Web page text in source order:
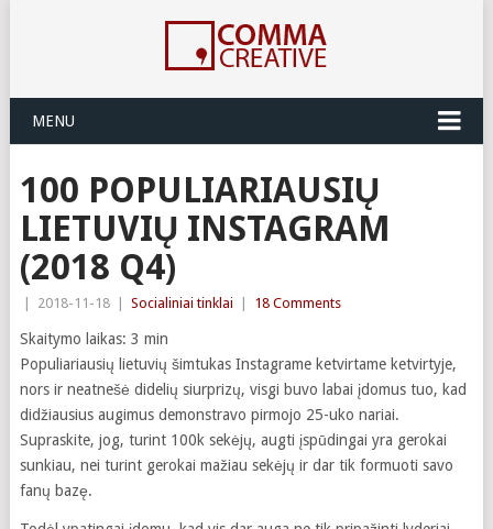
MENU
100 POPULIARIAUSIŲ
LIETUVIŲ INSTAGRAM
(2018 Q4)
2018-11-18 Socialiniai tinklai 18 Comments
Skaitymo laikas: 3 min
Populiariausių lietuvių šimtukas Instagrame ketvirtame ketvirtyje,
nors ir neatnešė didelių siurprizų, visgi buvo labai įdomus tuo, kad
didžiausius augimus demonstravo pirmojo 25-uko nariai.
Supraskite, jog, turint 100k sekėjų, augti įspūdingai yra gerokai
sunkiau, nei turint gerokai mažiau sekėjų ir dar tik formuoti savo
fanų bazę.